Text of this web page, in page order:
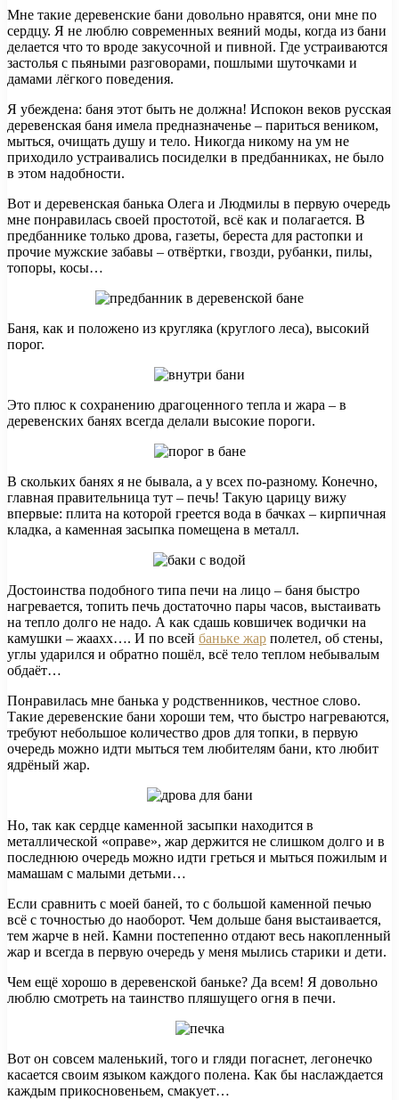
Мне такие деревенские бани довольно нравятся, они мне по
сердцу. Я не люблю современных веяний моды, когда из бани
делается что то вроде закусочной и пивной. Где устраиваются
застолья с пьяными разговорами, пошлыми шуточками и
дамами лёгкого поведения.
Я убеждена: баня этот быть не должна! Испокон веков русская
деревенская баня имела предназначенье – париться веником,
мыться, очищать душу и тело. Никогда никому на ум не
приходило устраивались посиделки в предбанниках, не было
в этом надобности.
Вот и деревенская банька Олега и Людмилы в первую очередь
мне понравилась своей простотой, всё как и полагается. В
предбаннике только дрова, газеты, береста для растопки и
прочие мужские забавы – отвёртки, гвозди, рубанки, пилы,
топоры, косы…
Баня, как и положено из кругляка (круглого леса), высокий
порог.
Это плюс к сохранению драгоценного тепла и жара – в
деревенских банях всегда делали высокие пороги.
В скольких банях я не бывала, а у всех по-разному. Конечно,
главная правительница тут – печь! Такую царицу вижу
впервые: плита на которой греется вода в бачках – кирпичная
кладка, а каменная засыпка помещена в металл.
Достоинства подобного типа печи на лицо – баня быстро
нагревается, топить печь достаточно пары часов, выстаивать
на тепло долго не надо. А как сдашь ковшичек водички на
камушки – жаахх…. И по всей баньке жар полетел, об стены,
углы ударился и обратно пошёл, всё тело теплом небывалым
обдаёт…
Понравилась мне банька у родственников, честное слово.
Такие деревенские бани хороши тем, что быстро нагреваются,
требуют небольшое количество дров для топки, в первую
очередь можно идти мыться тем любителям бани, кто любит
ядрёный жар.
Но, так как сердце каменной засыпки находится в
металлической «оправе», жар держится не слишком долго и в
последнюю очередь можно идти греться и мыться пожилым и
мамашам с малыми детьми…
Если сравнить с моей баней, то с большой каменной печью
всё с точностью до наоборот. Чем дольше баня выстаивается,
тем жарче в ней. Камни постепенно отдают весь накопленный
жар и всегда в первую очередь у меня мылись старики и дети.
Чем ещё хорошо в деревенской баньке? Да всем! Я довольно
люблю смотреть на таинство пляшущего огня в печи.
Вот он совсем маленький, того и гляди погаснет, легонечко
касается своим языком каждого полена. Как бы наслаждается
каждым прикосновеньем, смакует…